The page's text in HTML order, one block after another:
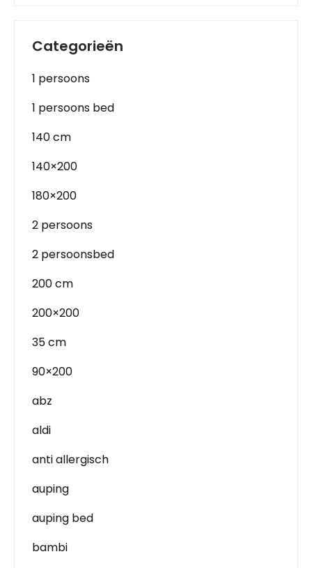
Categorieën
1 persoons
1 persoons bed
140 cm
140×200
180×200
2 persoons
2 persoonsbed
200 cm
200×200
35 cm
90×200
abz
aldi
anti allergisch
auping
auping bed
bambi